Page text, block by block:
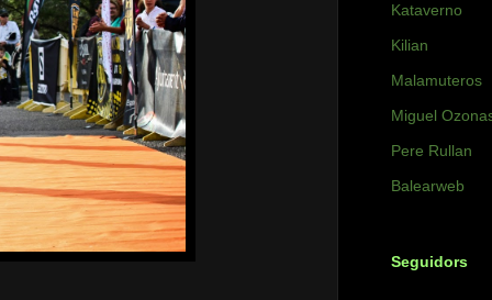
Kataverno
Kilian
Malamuteros
Miguel
Pere Rullan
Balearweb
Seguidors